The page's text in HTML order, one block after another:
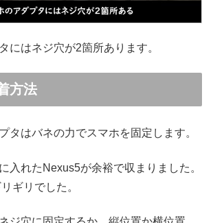
にはネジ穴が2箇所あります。
方法
タはバネの力でスマホを固定します。
入れたNexus5が余裕で収まりました。
ギリでした。